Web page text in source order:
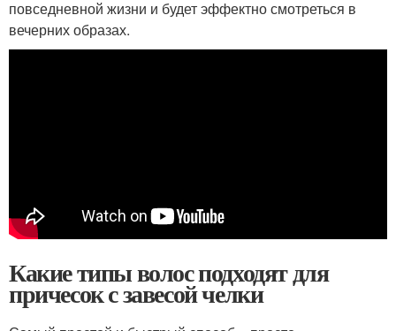
повседневной жизни и будет эффектно смотреться в
вечерних образах.
Какие типы волос подходят для
причесок с завесой челки